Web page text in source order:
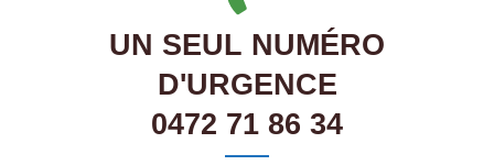
UN SEUL NUMÉRO
D'URGENCE
0472 71 86 34